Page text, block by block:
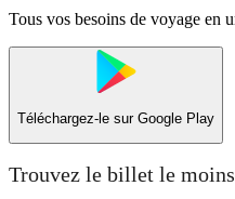
Tous vos besoins de voyage en
Téléchargez-le sur Google Play
Trouvez le billet le